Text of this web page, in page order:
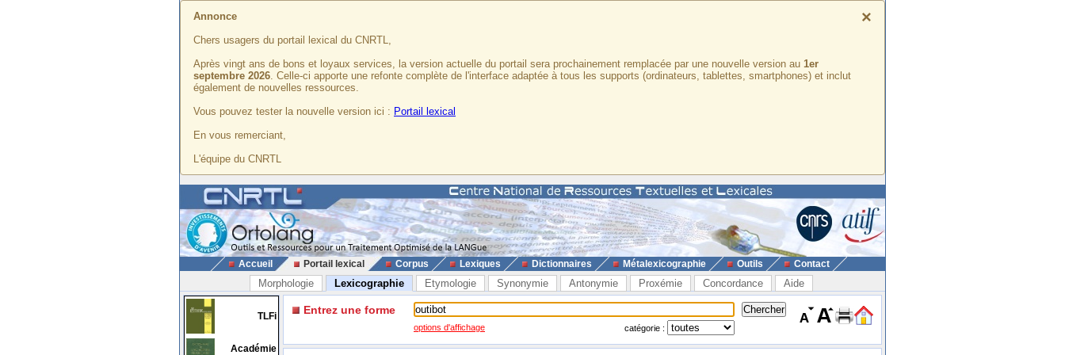
×
Annonce
Chers usagers du portail lexical du CNRTL,
Après vingt ans de bons et loyaux services, la version actuelle du portail sera prochainement remplacée par une nouvelle version au 1er
septembre 2026. Celle-ci apporte une refonte complète de l'interface adaptée à tous les supports (ordinateurs, tablettes, smartphones) et inclut
également de nouvelles ressources.
Vous pouvez tester la nouvelle version ici : Portail lexical
En vous remerciant,
L'équipe du CNRTL
Accueil Portail lexical Corpus Lexiques Dictionnaires Métalexicographie Outils Contact
Morphologie Lexicographie Etymologie Synonymie Antonymie Proxémie Concordance Aide
TLFi
Académie
Entrez une forme
options d'affichage catégorie :